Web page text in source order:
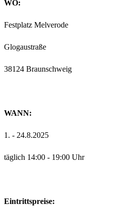
WO:
Festplatz Melverode
Glogaustraße
38124 Braunschweig
WANN:
1. - 24.8.2025
täglich 14:00 - 19:00 Uhr
Eintrittspreise: